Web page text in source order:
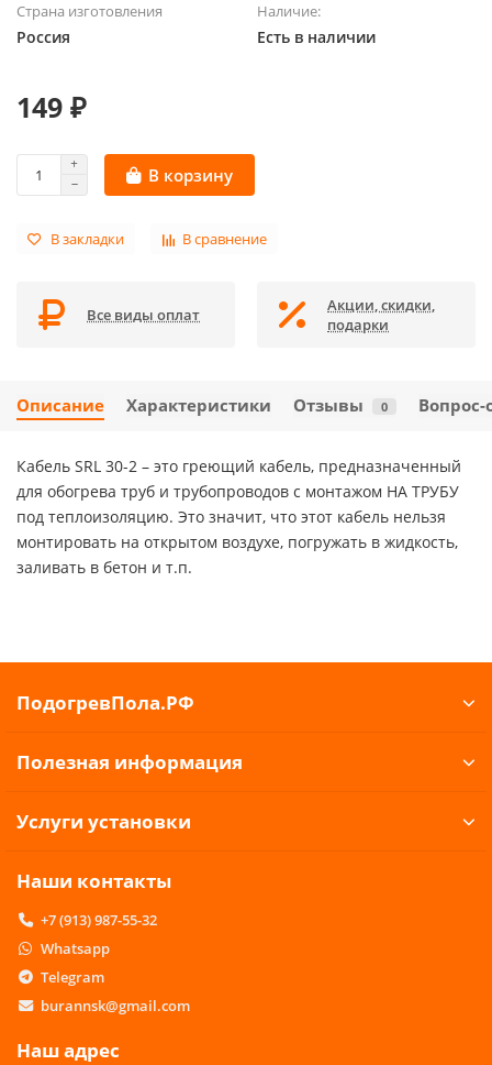
Страна изготовления
Россия
Наличие:
Есть в наличии
149 ₽
В корзину
В закладки В сравнение
Все виды оплат
Акции, скидки,
подарки
Описание Характеристики Отзывы 0 Вопрос-
Кабель SRL 30-2 – это греющий кабель, предназначенный
для обогрева труб и трубопроводов с монтажом НА ТРУБУ
под теплоизоляцию. Это значит, что этот кабель нельзя
монтировать на открытом воздухе, погружать в жидкость,
заливать в бетон и т.п.
ПодогревПола.РФ
Полезная информация
Услуги установки
Наши контакты
+7 (913) 987-55-32
Whatsapp
Telegram
burannsk@gmail.com
Наш адрес